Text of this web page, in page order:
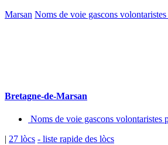
Marsan Noms de voie gascons
Bretagne-de-Marsan
Noms de voie gascons volontaristes
| 27 lòcs - liste rapide des lòcs